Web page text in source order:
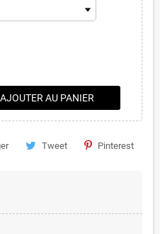
AJOUTER AU PANIER
Tweet Pinterest